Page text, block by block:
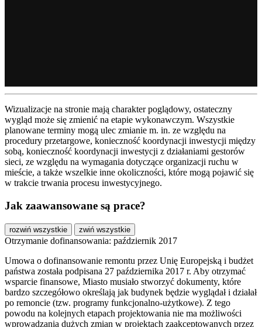
Wizualizacje na stronie mają charakter poglądowy, ostateczny
wygląd może się zmienić na etapie wykonawczym. Wszystkie
planowane terminy mogą ulec zmianie m. in. ze względu na
procedury przetargowe, konieczność koordynacji inwestycji między
sobą, konieczność koordynacji inwestycji z działaniami gestorów
sieci, ze względu na wymagania dotyczące organizacji ruchu w
mieście, a także wszelkie inne okoliczności, które mogą pojawić się
w trakcie trwania procesu inwestycyjnego.
Jak zaawansowane są prace?
rozwiń wszystkie zwiń wszystkie
Otrzymanie dofinansowania: październik 2017
Umowa o dofinansowanie remontu przez Unię Europejską i budżet
państwa została podpisana 27 października 2017 r. Aby otrzymać
wsparcie finansowe, Miasto musiało stworzyć dokumenty, które
bardzo szczegółowo określają jak budynek będzie wyglądał i działał
po remoncie (tzw. programy funkcjonalno-użytkowe). Z tego
powodu na kolejnych etapach projektowania nie ma możliwości
wprowadzania dużych zmian w projektach zaakceptowanych przez